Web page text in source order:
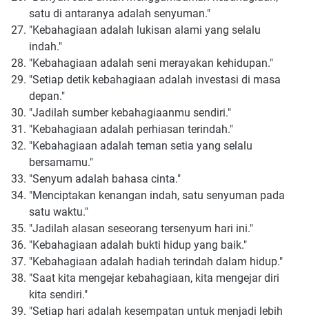
satu di antaranya adalah senyuman."
"Kebahagiaan adalah lukisan alami yang selalu
indah."
"Kebahagiaan adalah seni merayakan kehidupan."
"Setiap detik kebahagiaan adalah investasi di masa
depan."
"Jadilah sumber kebahagiaanmu sendiri."
"Kebahagiaan adalah perhiasan terindah."
"Kebahagiaan adalah teman setia yang selalu
bersamamu."
"Senyum adalah bahasa cinta."
"Menciptakan kenangan indah, satu senyuman pada
satu waktu."
"Jadilah alasan seseorang tersenyum hari ini."
"Kebahagiaan adalah bukti hidup yang baik."
"Kebahagiaan adalah hadiah terindah dalam hidup."
"Saat kita mengejar kebahagiaan, kita mengejar diri
kita sendiri."
"Setiap hari adalah kesempatan untuk menjadi lebih